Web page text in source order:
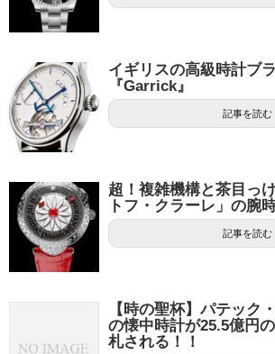
イギリスの高級時計ブ
『Garrick』
記事を読む
超！複雑機構と茶目っ
トフ・クラーレ」の腕
記事を読む
【時の聖杯】パテック
の懐中時計が25.5億円
札される！！